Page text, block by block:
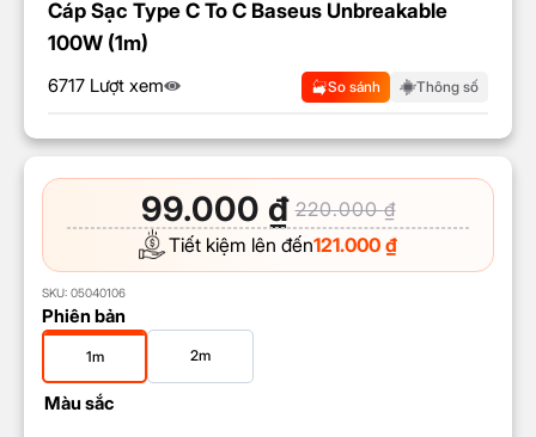
220.000₫
99.000 ₫
Tiết kiệm lên đến121.000 ₫
SKU: 05040106
Phiên bản
1m 2m
Màu sắc
Cáp Sạc Type C To C Baseus Unbreakable
100W (1m)
6717 Lượt xem So sánh Thông số